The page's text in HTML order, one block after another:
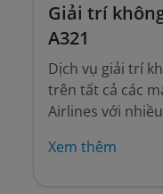
Giải trí
A321
Dịch vụ giải trí
trên tất cả các
Airlines với
Xem thêm